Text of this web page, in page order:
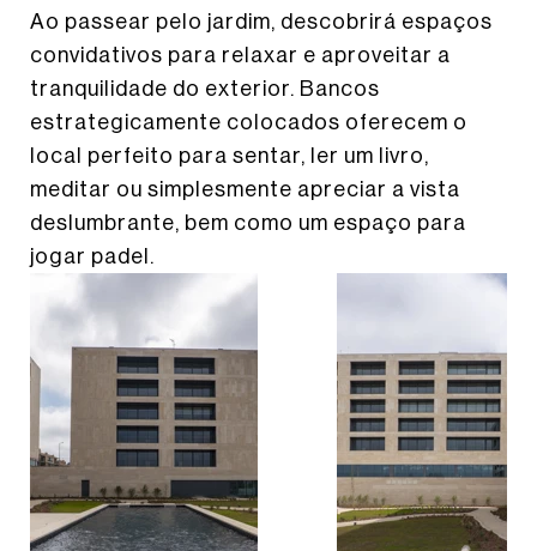
Ao passear pelo jardim, descobrirá espaços
convidativos para relaxar e aproveitar a
tranquilidade do exterior. Bancos
estrategicamente colocados oferecem o
local perfeito para sentar, ler um livro,
meditar ou simplesmente apreciar a vista
deslumbrante, bem como um espaço para
jogar padel.